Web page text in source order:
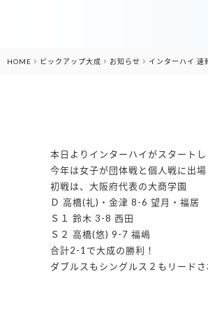
HOME ピックアップ大成 お知らせ インターハイ 速
本日よりインターハイがスタートし
今年は女子が団体戦と個人戦に出
初戦は、大阪府代表の大商学園
Ｄ 高橋(礼)・金津 8-6 望月・福居
Ｓ１ 鈴木 3-8 西田
Ｓ２ 高橋(悠) 9-7 福嶋
合計2-1で大成の勝利！
ダブルスもシングルス２もリード